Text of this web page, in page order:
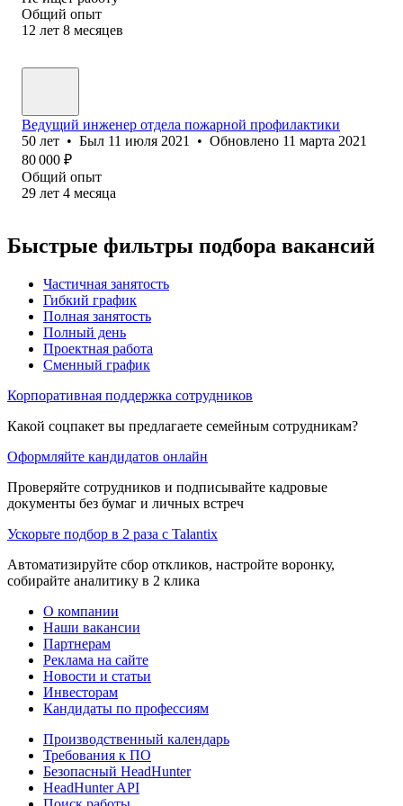
Общий опыт
12 лет 8 месяцев
Ведущий инженер отдела пожарной профилактики
50 лет • Был 11 июля 2021 • Обновлено 11 марта 2021
80 000 ₽
Общий опыт
29 лет 4 месяца
Быстрые фильтры подбора вакансий
Частичная занятость
Гибкий график
Полная занятость
Полный день
Проектная работа
Сменный график
Корпоративная поддержка сотрудников
Какой соцпакет вы предлагаете семейным сотрудникам?
Оформляйте кандидатов онлайн
Проверяйте сотрудников и подписывайте кадровые
документы без бумаг и личных встреч
Ускорьте подбор в 2 раза с Talantix
Автоматизируйте сбор откликов, настройте воронку,
собирайте аналитику в 2 клика
О компании
Наши вакансии
Партнерам
Реклама на сайте
Новости и статьи
Инвесторам
Кандидаты по профессиям
Производственный календарь
Требования к ПО
Безопасный HeadHunter
HeadHunter API